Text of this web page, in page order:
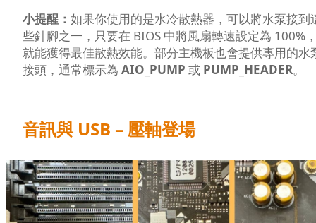
小提醒： 如果你使用的是水冷散熱器，可以將水泵接到
些針腳之一，只要在 BIOS 中將風扇轉速設定為 100%
就能獲得最佳散熱效能。部分主機板也會提供專用的水
接頭，通常標示為 AIO_PUMP 或 PUMP_HEADER。
音訊與 USB – 壓軸登場